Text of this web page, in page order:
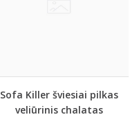
Sofa Killer šviesiai pilkas
veliūrinis chalatas